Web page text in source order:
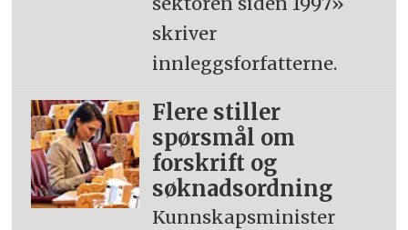
skriver
innleggsforfatterne.
Flere stiller
spørsmål om
forskrift og
søknadsordning
Kunnskapsminister